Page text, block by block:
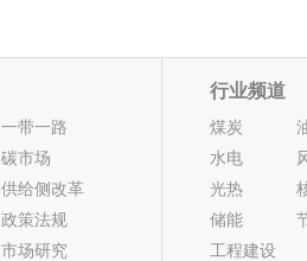
一带一路
碳市场
供给侧改革
政策法规
市场研究
行业频道
煤炭
水电
光热
储能
工程建设